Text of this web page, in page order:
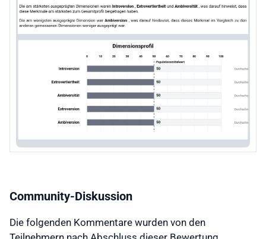
Community-Diskussion
Die folgenden Kommentare wurden von den